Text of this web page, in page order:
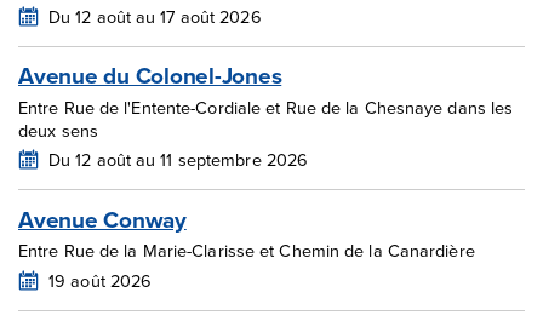
Du 12 août au 17 août 2026
Avenue du Colonel-Jones
Entre Rue de l'Entente-Cordiale et Rue de la Chesnaye dans les
deux sens
Du 12 août au 11 septembre 2026
Avenue Conway
Entre Rue de la Marie-Clarisse et Chemin de la Canardière
19 août 2026